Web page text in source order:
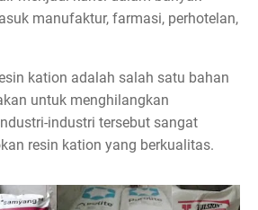
manufaktur, farmasi, perhotelan,
kation adalah salah satu bahan
untuk menghilangkan
industri tersebut sangat
resin kation yang berkualitas.